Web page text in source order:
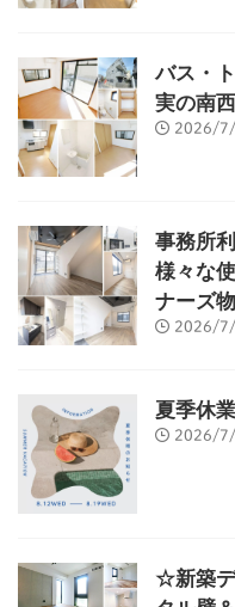
バス・
実の南
2026/7/
事務所
様々な
ナーズ
2026/
夏季休
2026/
☆新築